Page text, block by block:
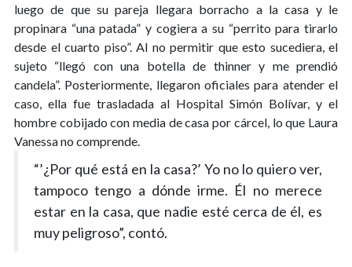
luego de que su pareja llegara borracho a la casa y le
propinara “una patada” y cogiera a su “perrito para tirarlo
desde el cuarto piso”. Al no permitir que esto sucediera, el
sujeto “llegó con una botella de thinner y me prendió
candela”. Posteriormente, llegaron oficiales para atender el
caso, ella fue trasladada al Hospital Simón Bolívar, y el
hombre cobijado con media de casa por cárcel, lo que Laura
Vanessa no comprende.
“’¿Por qué está en la casa?’ Yo no lo quiero ver,
tampoco tengo a dónde irme. Él no merece
estar en la casa, que nadie esté cerca de él, es
muy peligroso”, contó.